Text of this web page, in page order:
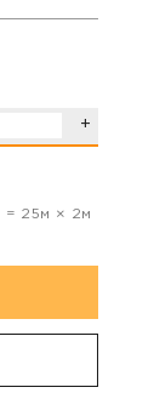
+
= 25м × 2м